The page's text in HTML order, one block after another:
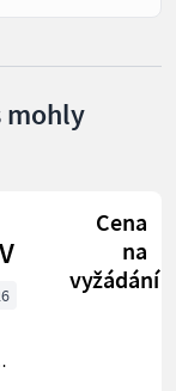
mohly
Cena
na
vyžádání